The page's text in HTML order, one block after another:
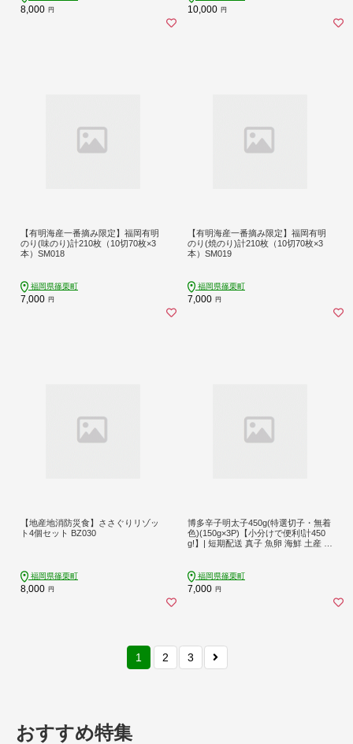
8,000 円 10,000 円
【有明海産一番摘み限定】福岡有明
のり(味のり)計210枚（10切70枚×3
本）SM018
福岡県篠栗町
7,000 円
【有明海産一番摘み限定】福岡有明
のり(焼のり)計210枚（10切70枚×3
本）SM019
福岡県篠栗町
7,000 円
【地産地消防災食】ささぐりリゾッ
ト4個セット BZ030
福岡県篠栗町
8,000 円
博多辛子明太子450g(特選切子・無着
色)(150g×3P)【小分けで便利!計450
g!】| 短期配送 真子 魚卵 海鮮 土産 お
福岡県篠栗町
7,000 円
1 2 3
おすすめ特集